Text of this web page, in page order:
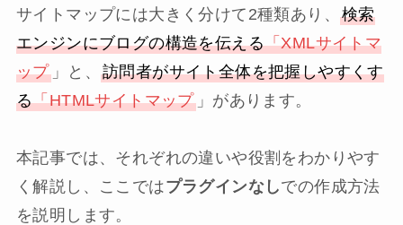
サイトマップには大きく分けて2種類あり、 検索
エンジンにブログの構造を伝える「XMLサイトマ
ップ」と、 訪問者がサイト全体を把握しやすくす
る「HTMLサイトマップ」があります。
本記事では、それぞれの違いや役割をわかりやす
く解説し、ここではプラグインなしでの作成方法
を説明します。